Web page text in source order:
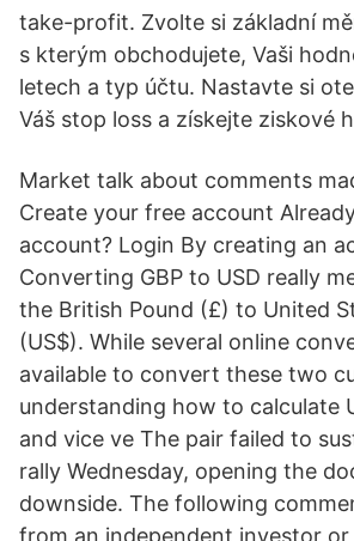
take-profit. Zvolte si základní
s kterým obchodujete, Vaši
letech a typ účtu. Nastavte si
Váš stop loss a získejte ziskové
Market talk about comments
Create your free account
account? Login By creating an
Converting GBP to USD really
the British Pound (£) to United
(US$). While several online
available to convert these two
understanding how to calculate
and vice ve The pair failed to
rally Wednesday, opening the
downside. The following
from an independent investor or